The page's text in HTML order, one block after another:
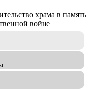
храма в память
войне